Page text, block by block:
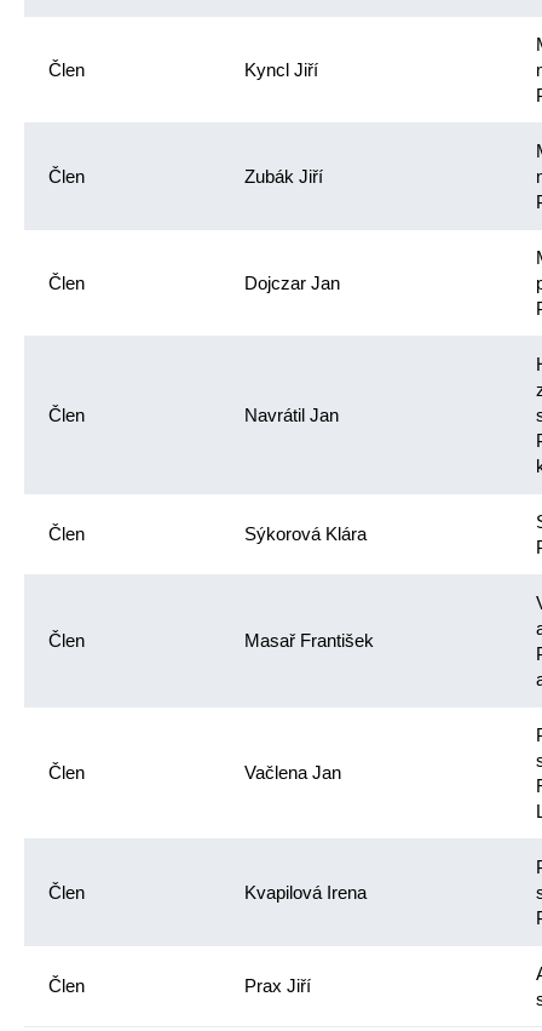
Člen Kyncl Jiří
Člen Zubák Jiří
Člen Dojczar Jan
Člen Navrátil Jan
Člen Sýkorová Klára
Člen Masař František
Člen Vačlena Jan
Člen Kvapilová Irena
Člen Prax Jiří